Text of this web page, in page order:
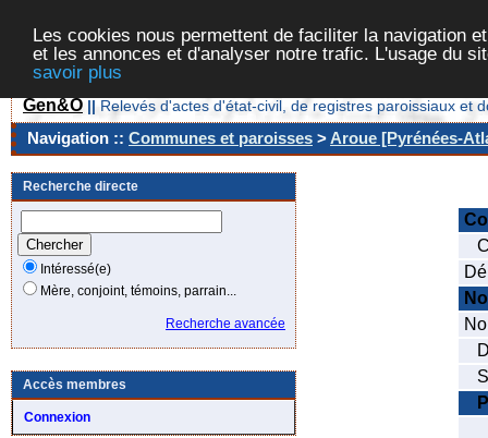
Les cookies nous permettent de faciliter la navigation
et les annonces et d'analyser notre trafic. L'usage du
savoir plus
Gen&O || Relevés d'actes d'état-civil, de registres paroissiaux et
Navigation :: Communes et paroisses >Aroue [Pyrénées-
Recherche directe
Intéressé(e)
Mère, conjoint, témoins, parrain...
Recherche avancée
Accès membres
Connexion